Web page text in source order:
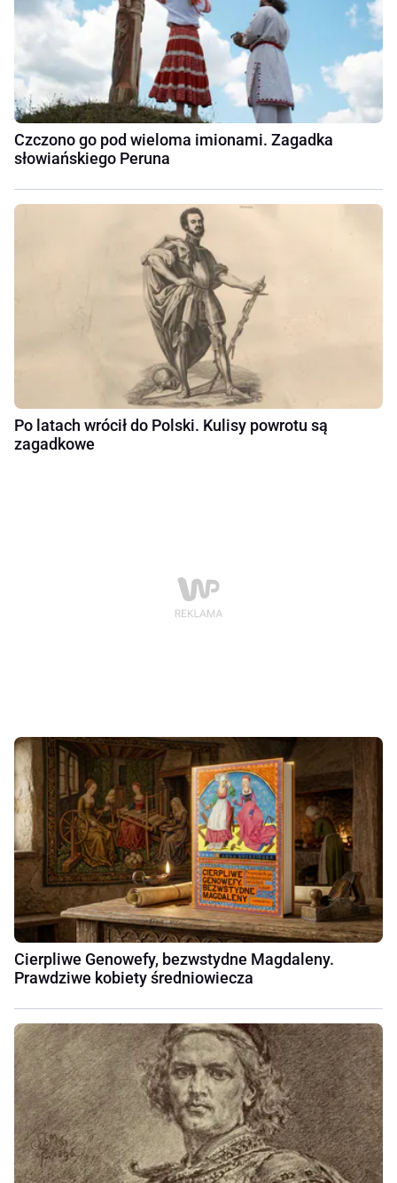
Czczono go pod wieloma imionami. Zagadka
słowiańskiego Peruna
Po latach wrócił do Polski. Kulisy powrotu są
zagadkowe
Cierpliwe Genowefy, bezwstydne Magdaleny.
Prawdziwe kobiety średniowiecza